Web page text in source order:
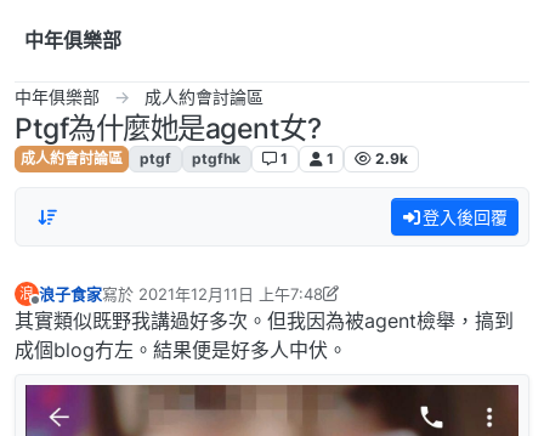
中年俱樂部
中年俱樂部 成人約會討論區
Ptgf為什麼她是agent女?
成人約會討論區 ptgf ptgfhk 1 1 2.9k
登入後回覆
浪
離線
浪子食家寫於 2021年12月11日 上午7:48
最後由 admin 編輯
其實類似既野我講過好多次。但我因為被agent檢舉，搞到
成個blog冇左。結果便是好多人中伏。